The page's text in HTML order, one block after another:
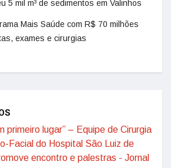
5 mil m³ de sedimentos em Valinhos
Mais Saúde com R$ 70 milhões
exames e cirurgias
primeiro lugar” – Equipe de Cirurgia
Facial do Hospital São Luiz de
encontro e palestras - Jornal